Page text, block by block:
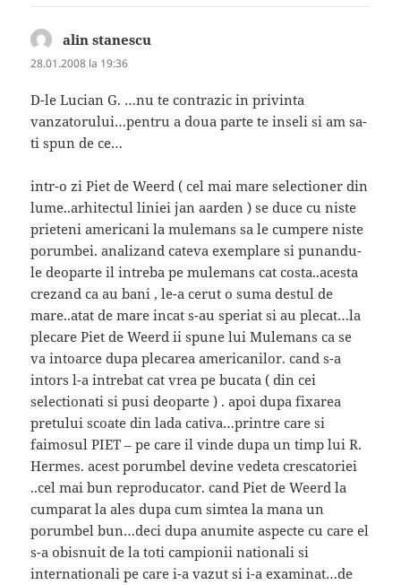
alin stanescu
28.01.2008 la 19:36
D-le Lucian G. …nu te contrazic in privinta
vanzatorului…pentru a doua parte te inseli si am sa-
ti spun de ce…
intr-o zi Piet de Weerd ( cel mai mare selectioner din
lume..arhitectul liniei jan aarden ) se duce cu niste
prieteni americani la mulemans sa le cumpere niste
porumbei. analizand cateva exemplare si punandu-
le deoparte il intreba pe mulemans cat costa..acesta
crezand ca au bani , le-a cerut o suma destul de
mare..atat de mare incat s-au speriat si au plecat…la
plecare Piet de Weerd ii spune lui Mulemans ca se
va intoarce dupa plecarea americanilor. cand s-a
intors l-a intrebat cat vrea pe bucata ( din cei
selectionati si pusi deoparte ) . apoi dupa fixarea
pretului scoate din lada cativa…printre care si
faimosul PIET – pe care il vinde dupa un timp lui R.
Hermes. acest porumbel devine vedeta crescatoriei
..cel mai bun reproducator. cand Piet de Weerd la
cumparat la ales dupa cum simtea la mana un
porumbel bun…deci dupa anumite aspecte cu care el
s-a obisnuit de la toti campionii nationali si
internationali pe care i-a vazut si i-a examinat…de